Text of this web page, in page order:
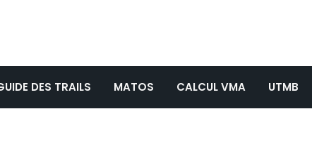
DES TRAILS MATOS CALCUL VMA UTMB